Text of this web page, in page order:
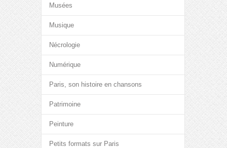
Musées
Musique
Nécrologie
Numérique
Paris, son histoire en chansons
Patrimoine
Peinture
Petits formats sur Paris